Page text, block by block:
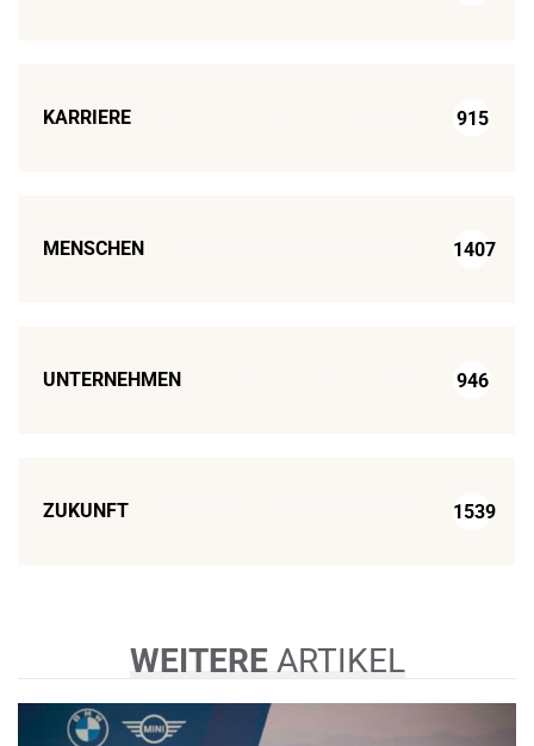
KARRIERE 915
MENSCHEN 1407
UNTERNEHMEN 946
ZUKUNFT 1539
WEITERE ARTIKEL